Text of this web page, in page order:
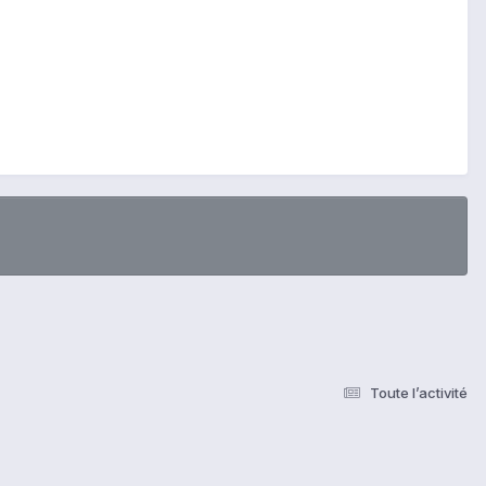
Toute l’activité